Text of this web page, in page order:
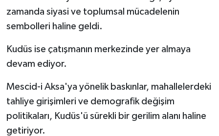
zamanda siyasi ve toplumsal mücadelenin
sembolleri haline geldi.
Kudüs ise çatışmanın merkezinde yer almaya
devam ediyor.
Mescid-i Aksa'ya yönelik baskınlar, mahallelerdeki
tahliye girişimleri ve demografik değişim
politikaları, Kudüs'ü sürekli bir gerilim alanı haline
getiriyor.